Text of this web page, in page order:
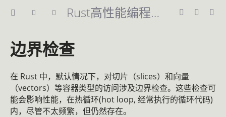
Rust高性能编程指南
边界检查
在 Rust 中，默认情况下，对切片（slices）和向量
（vectors）等容器类型的访问涉及边界检查。这些检查可
能会影响性能，在热循环(hot loop, 经常执行的循环代码)
内，尽管不太频繁，但仍然存在。